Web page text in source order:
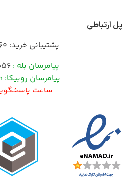
پل ارتباطی
پشتیبانی خرید:
پیامرسان بله :
پیامرسان روبیکا: Mr_charm@
ساعت پاسخگویی: 9